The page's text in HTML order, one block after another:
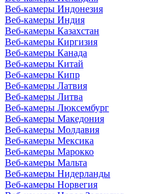
Веб-камеры Индонезия
Веб-камеры Индия
Веб-камеры Казахстан
Веб-камеры Киргизия
Веб-камеры Канада
Веб-камеры Китай
Веб-камеры Кипр
Веб-камеры Латвия
Веб-камеры Литва
Веб-камеры Люксембург
Веб-камеры Македония
Веб-камеры Молдавия
Веб-камеры Мексика
Веб-камеры Марокко
Веб-камеры Мальта
Веб-камеры Нидерланды
Веб-камеры Норвегия